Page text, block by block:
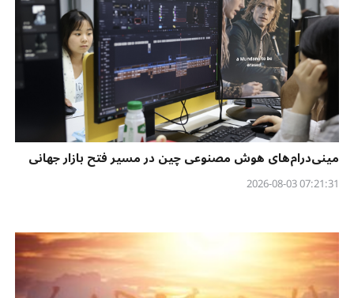
مینی‌درام‌های هوش مصنوعی چین در مسیر فتح بازار جهانی
07:21:31 2026-08-03